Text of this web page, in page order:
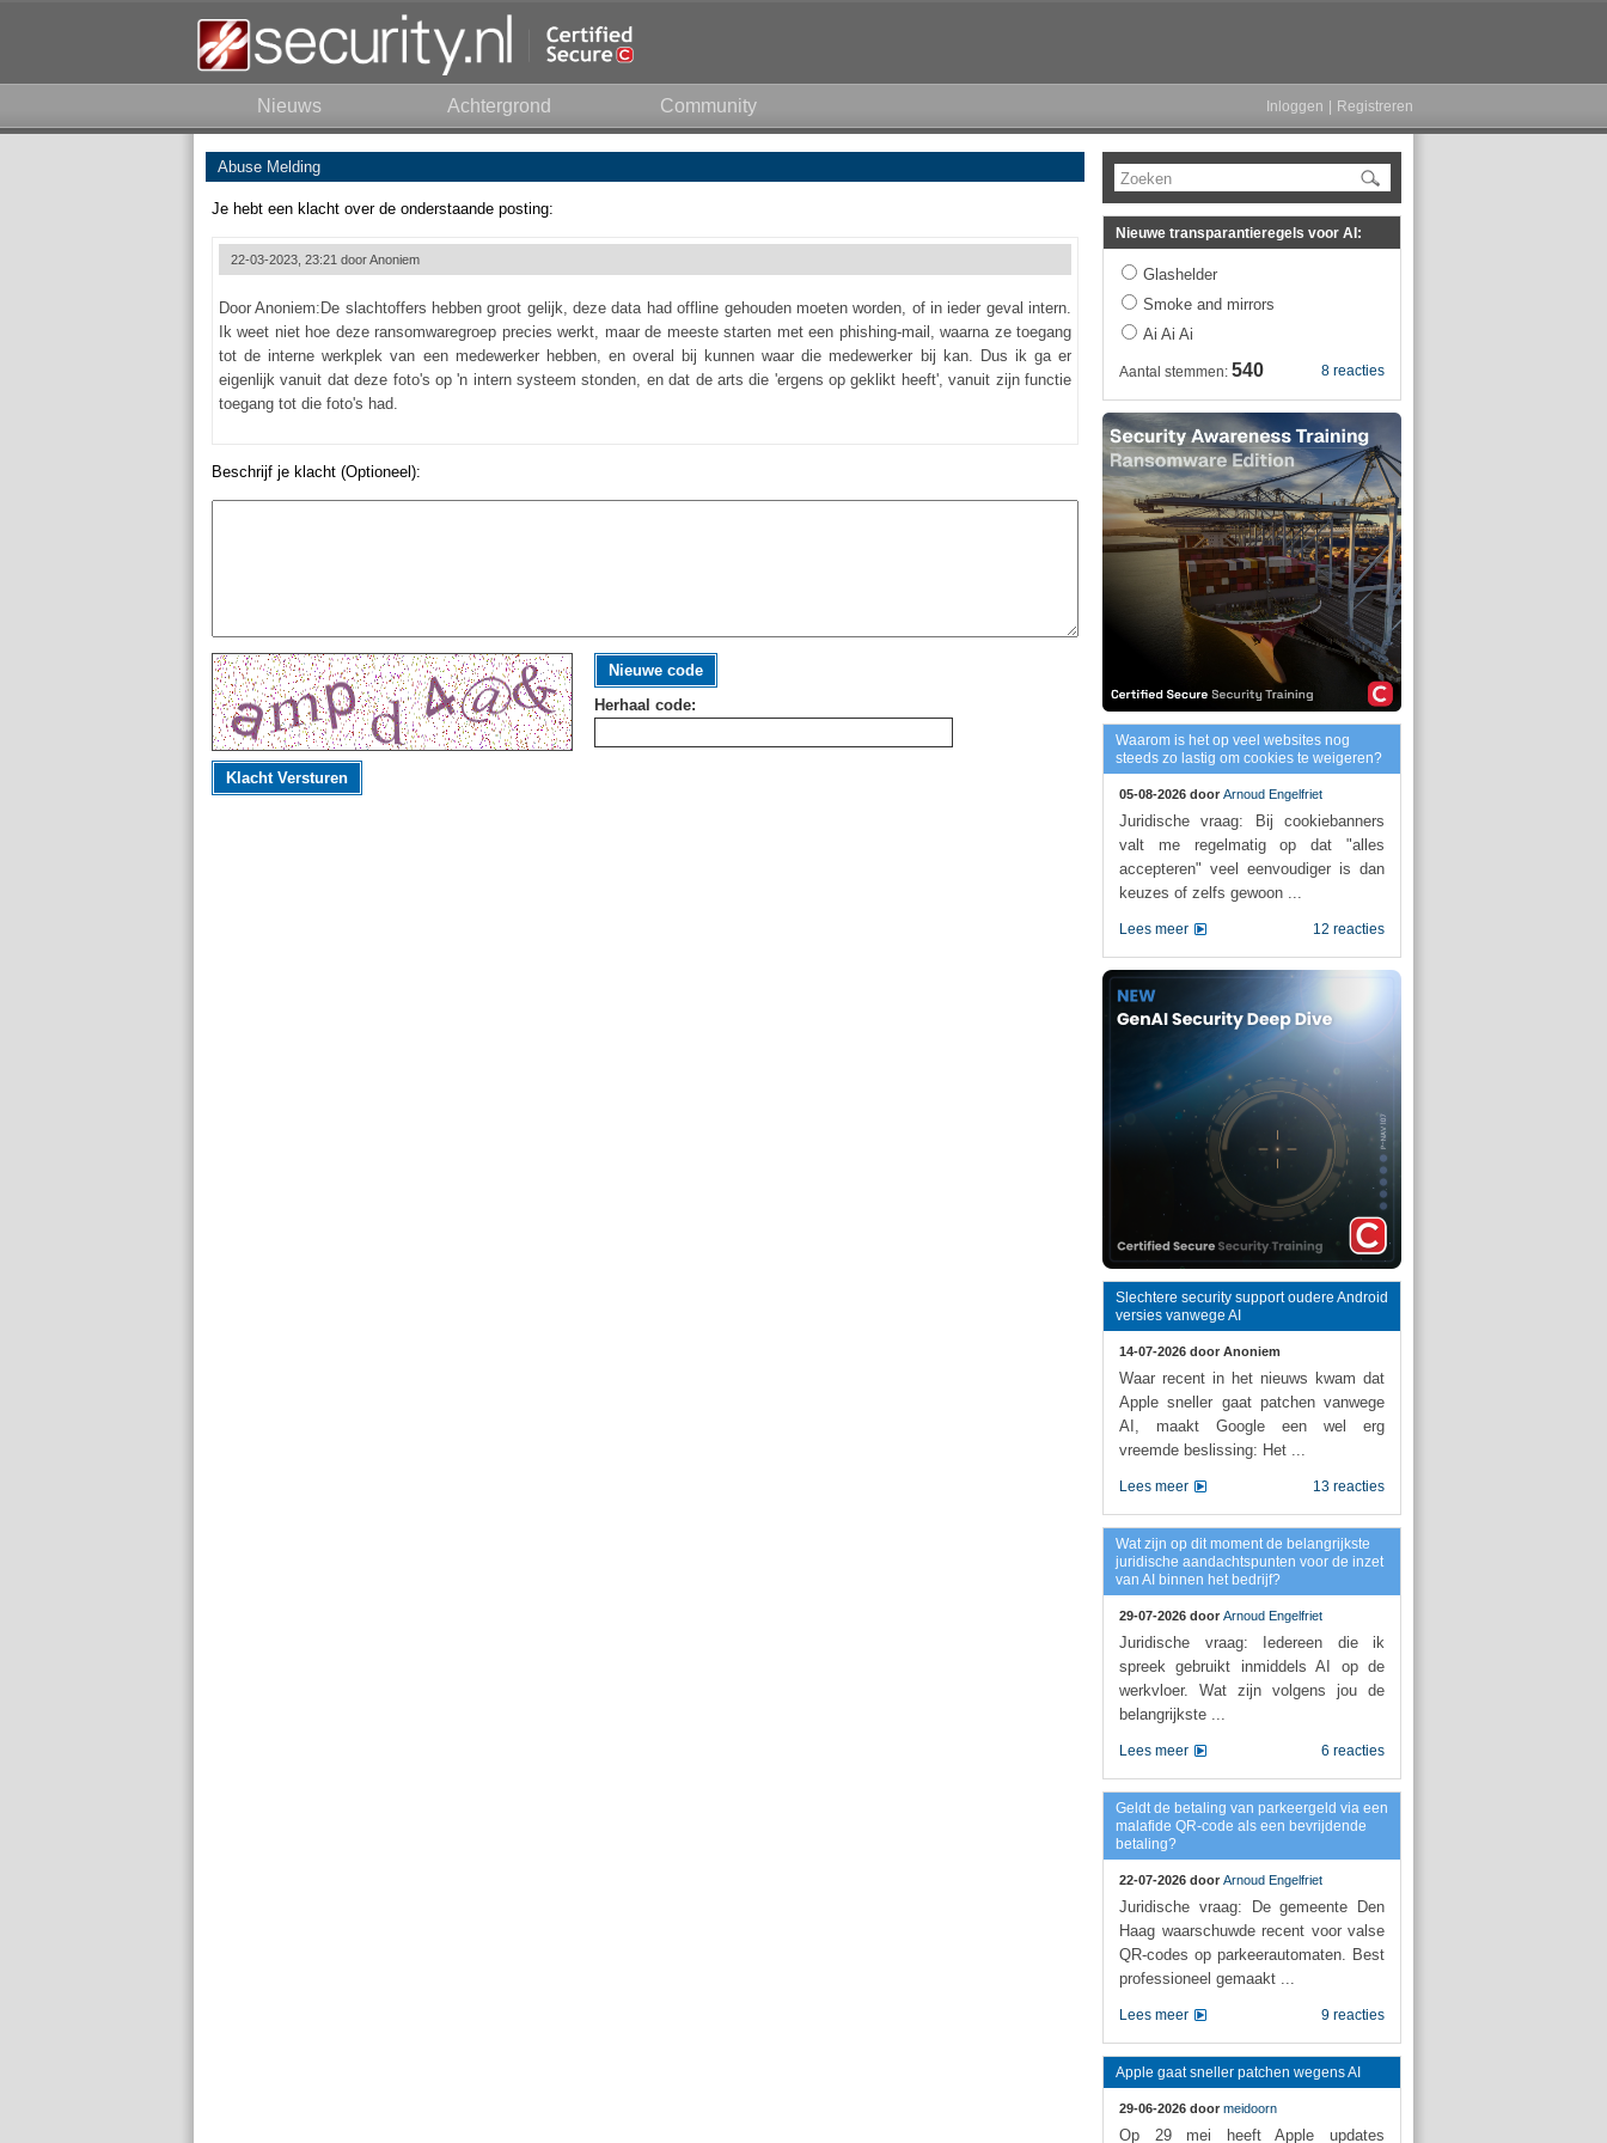
Nieuws Achtergrond Community Inloggen Registreren
Abuse Melding
Je hebt een klacht over de onderstaande posting:
22-03-2023, 23:21 doorAnoniem
Door Anoniem:De slachtoffers hebben groot gelijk, deze data had offline gehouden moeten worden, of in ieder geval intern.
Ik weet niet hoe deze ransomwaregroep precies werkt, maar de meeste starten met een phishing-mail, waarna ze toegang
tot de interne werkplek van een medewerker hebben, en overal bij kunnen waar die medewerker bij kan. Dus ik ga er
eigenlijk vanuit dat deze foto's op 'n intern systeem stonden, en dat de arts die 'ergens op geklikt heeft', vanuit zijn functie
toegang tot die foto's had.
Beschrijf je klacht (Optioneel):
Nieuwe code
Herhaal code:
Klacht Versturen
Zoeken
Nieuwe transparantieregels voor AI:
Glashelder
Smoke and mirrors
Ai Ai Ai
8 reacties
Aantal stemmen: 540
Waarom is het op veel websites nog
steeds zo lastig om cookies te weigeren?
05-08-2026 door Arnoud Engelfriet
Juridische vraag: Bij cookiebanners
valt me regelmatig op dat "alles
accepteren" veel eenvoudiger is dan
keuzes of zelfs gewoon ...
12 reacties
Lees meer
Slechtere security support oudere Android
versies vanwege AI
14-07-2026 door Anoniem
Waar recent in het nieuws kwam dat
Apple sneller gaat patchen vanwege
AI, maakt Google een wel erg
vreemde beslissing: Het ...
13 reacties
Lees meer
Wat zijn op dit moment de belangrijkste
juridische aandachtspunten voor de inzet
van AI binnen het bedrijf?
29-07-2026 door Arnoud Engelfriet
Juridische vraag: Iedereen die ik
spreek gebruikt inmiddels AI op de
werkvloer. Wat zijn volgens jou de
belangrijkste ...
6 reacties
Lees meer
Geldt de betaling van parkeergeld via een
malafide QR-code als een bevrijdende
betaling?
22-07-2026 door Arnoud Engelfriet
Juridische vraag: De gemeente Den
Haag waarschuwde recent voor valse
QR-codes op parkeerautomaten. Best
professioneel gemaakt ...
9 reacties
Lees meer
Apple gaat sneller patchen wegens AI
29-06-2026 door meidoorn
Op 29 mei heeft Apple updates